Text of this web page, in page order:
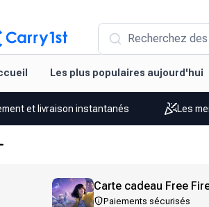
Recherchez
Les plus populaires aujourd'hui
et livraison instantanés Les
Carte cadeau Free
Paiements sécurisés